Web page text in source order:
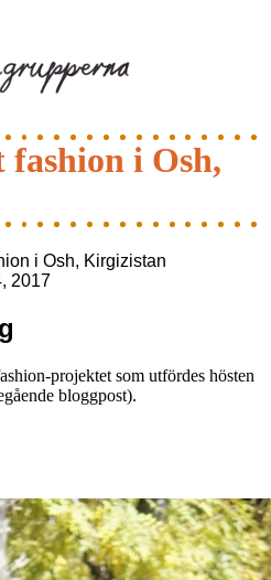
fashion i Osh,
i Osh, Kirgizistan
2017
projektet som utfördes hösten
bloggpost).